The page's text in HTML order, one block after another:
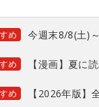
め 今週末8/8(土)
め 【漫画】夏に
め 【2026年版】